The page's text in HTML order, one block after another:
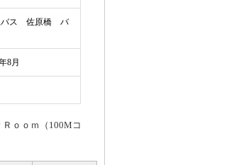
バス 佐原橋 バ
8月
ｏｏｍ（100Mコ